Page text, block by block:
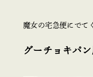
魔女の宅急便にでて
グーチョキパ